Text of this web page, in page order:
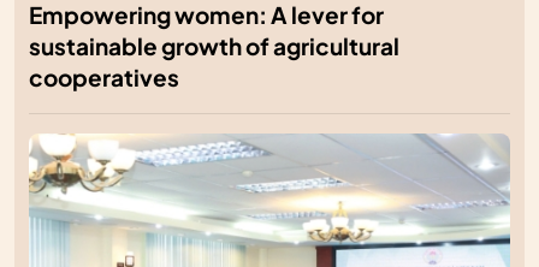
Empowering women: A lever for
sustainable growth of agricultural
cooperatives